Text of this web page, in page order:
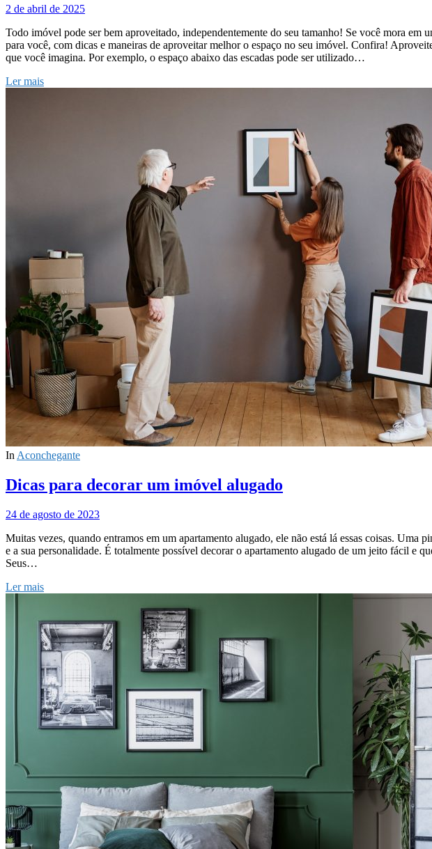
2 de abril de 2025
Todo imóvel pode ser bem aproveitado, independentemente do seu tamanho! Se você mora em
para você, com dicas e maneiras de aproveitar melhor o espaço no seu imóvel. Confira!
que você imagina. Por exemplo, o espaço abaixo das escadas pode ser utilizado…
Ler mais
In Aconchegante
Dicas para decorar um imóvel alugado
24 de agosto de 2023
Muitas vezes, quando entramos em um apartamento alugado, ele não está lá essas coisas.
e a sua personalidade. É totalmente possível decorar o apartamento alugado de um jeito fácil e
Seus…
Ler mais